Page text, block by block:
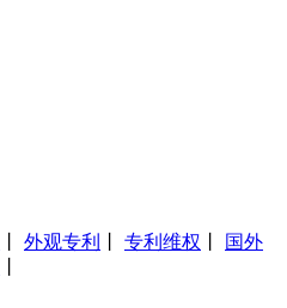
外观专利 专利维权
国外